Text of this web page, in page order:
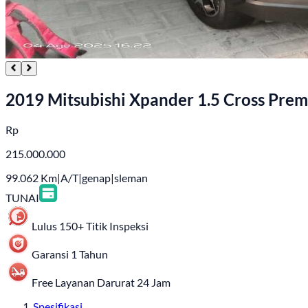
2019 Mitsubishi Xpander 1.5 Cross
Rp
215.000.000
99.062 Km|A/T|genap|sleman
TUNAI
Lulus 150+ Titik Inspeksi
Garansi 1 Tahun
Free Layanan Darurat 24 Jam